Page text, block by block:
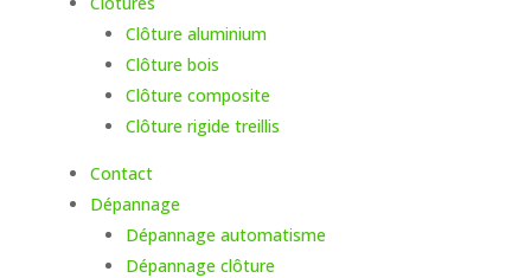
Clôture aluminium
Clôture bois
Clôture composite
Clôture rigide treillis
Contact
Dépannage
Dépannage automatisme
Dépannage clôture